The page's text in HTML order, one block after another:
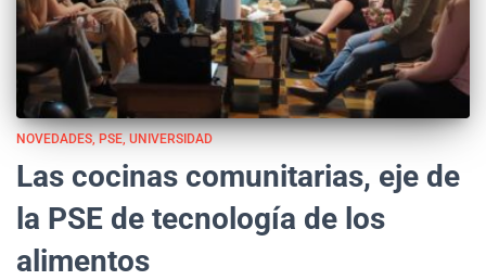
NOVEDADES PSE UNIVERSIDAD
Las cocinas comunitarias, eje de
la PSE de tecnología de los
alimentos